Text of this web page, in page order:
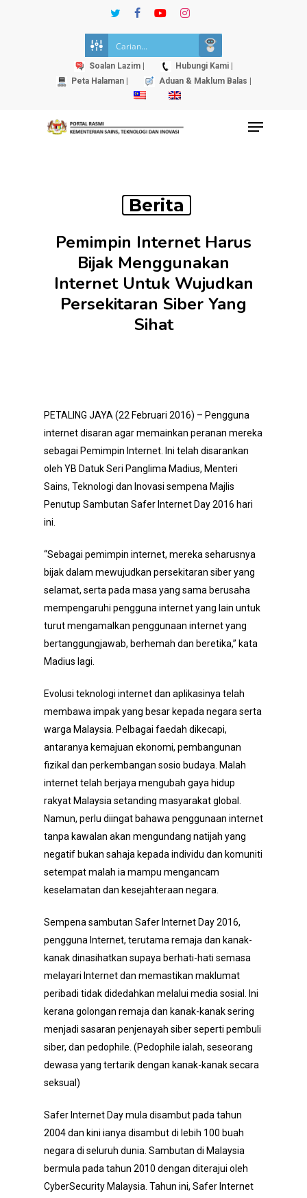
twitterfacebookyoutubeinstagram
Soalan Lazim |
Hubungi Kami |
Peta Halaman |
Aduan & Maklum Balas |
Menu
Berita
Pemimpin Internet Harus
Bijak Menggunakan
Internet Untuk Wujudkan
Persekitaran Siber Yang
Sihat
PETALING JAYA (22 Februari 2016) – Pengguna
internet disaran agar memainkan peranan mereka
sebagai Pemimpin Internet. Ini telah disarankan
oleh YB Datuk Seri Panglima Madius, Menteri
Sains, Teknologi dan Inovasi sempena Majlis
Penutup Sambutan Safer Internet Day 2016 hari
ini.
“Sebagai pemimpin internet, mereka seharusnya
bijak dalam mewujudkan persekitaran siber yang
selamat, serta pada masa yang sama berusaha
mempengaruhi pengguna internet yang lain untuk
turut mengamalkan penggunaan internet yang
bertanggungjawab, berhemah dan beretika,” kata
Madius lagi.
Evolusi teknologi internet dan aplikasinya telah
membawa impak yang besar kepada negara serta
warga Malaysia. Pelbagai faedah dikecapi,
antaranya kemajuan ekonomi, pembangunan
fizikal dan perkembangan sosio budaya. Malah
internet telah berjaya mengubah gaya hidup
rakyat Malaysia setanding masyarakat global.
Namun, perlu diingat bahawa penggunaan internet
tanpa kawalan akan mengundang natijah yang
negatif bukan sahaja kepada individu dan komuniti
setempat malah ia mampu mengancam
keselamatan dan kesejahteraan negara.
Sempena sambutan Safer Internet Day 2016,
pengguna Internet, terutama remaja dan kanak-
kanak dinasihatkan supaya berhati-hati semasa
melayari Internet dan memastikan maklumat
peribadi tidak didedahkan melalui media sosial. Ini
kerana golongan remaja dan kanak-kanak sering
menjadi sasaran penjenayah siber seperti pembuli
siber, dan pedophile. (Pedophile ialah, seseorang
dewasa yang tertarik dengan kanak-kanak secara
seksual)
Safer Internet Day mula disambut pada tahun
2004 dan kini ianya disambut di lebih 100 buah
negara di seluruh dunia. Sambutan di Malaysia
bermula pada tahun 2010 dengan diterajui oleh
CyberSecurity Malaysia. Tahun ini, Safer Internet